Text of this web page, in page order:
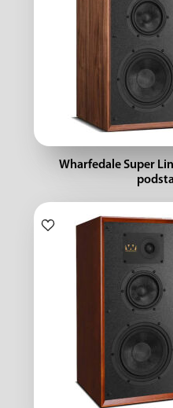
Wharfedale Super